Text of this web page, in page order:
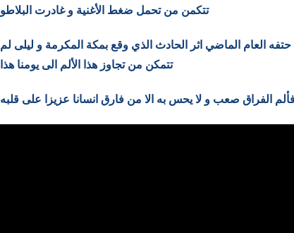
تتكمن من تحمل ضغط الأغنية و غادرت البلاطو
العام الماضي اثر الحادث الذي وقع بمكة المكرمة و ليلى لم
تتمكن من تجاوز هذا الألم الى يومنا هذا
الفراق صعب و لا يحس به الا من فارق انسانا عزيزا على قلبه